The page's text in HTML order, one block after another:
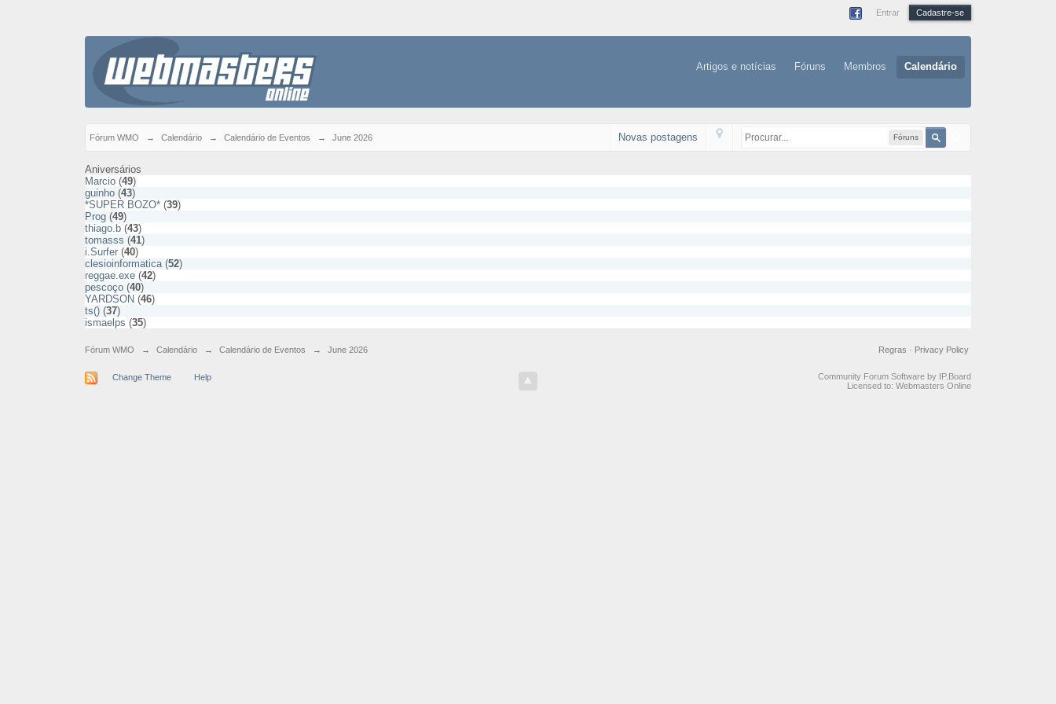
Entrar Cadastre-se
Artigos e notícias Fóruns Membros Calendário
Fórum WMO → Calendário → Calendário de Eventos → June 2026 Fóruns
Novas postagens
Aniversários
Marcio(49)
guinho(43)
*SUPER BOZO*(39)
Prog(49)
thiago.b(43)
tomasss (41)
i.Surfer(40)
clesioinformatica(52)
reggae.exe(42)
pescoço(40)
YARDSON (46)
ts()(37)
ismaelps (35)
Fórum WMO → Calendário → Calendário de Eventos → June 2026 Privacy Policy
Regras ·
Change Theme Help
Community Forum Software by IP.Board
Licensed to: Webmasters Online